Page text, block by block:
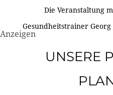
Die Veranstaltung
Gesundheitstrainer
Anzeigen
UNSERE